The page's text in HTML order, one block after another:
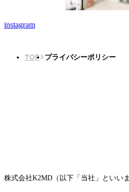
instagram
TOP プライバシーポリシー
株式会社K2MD（以下「当社」といい